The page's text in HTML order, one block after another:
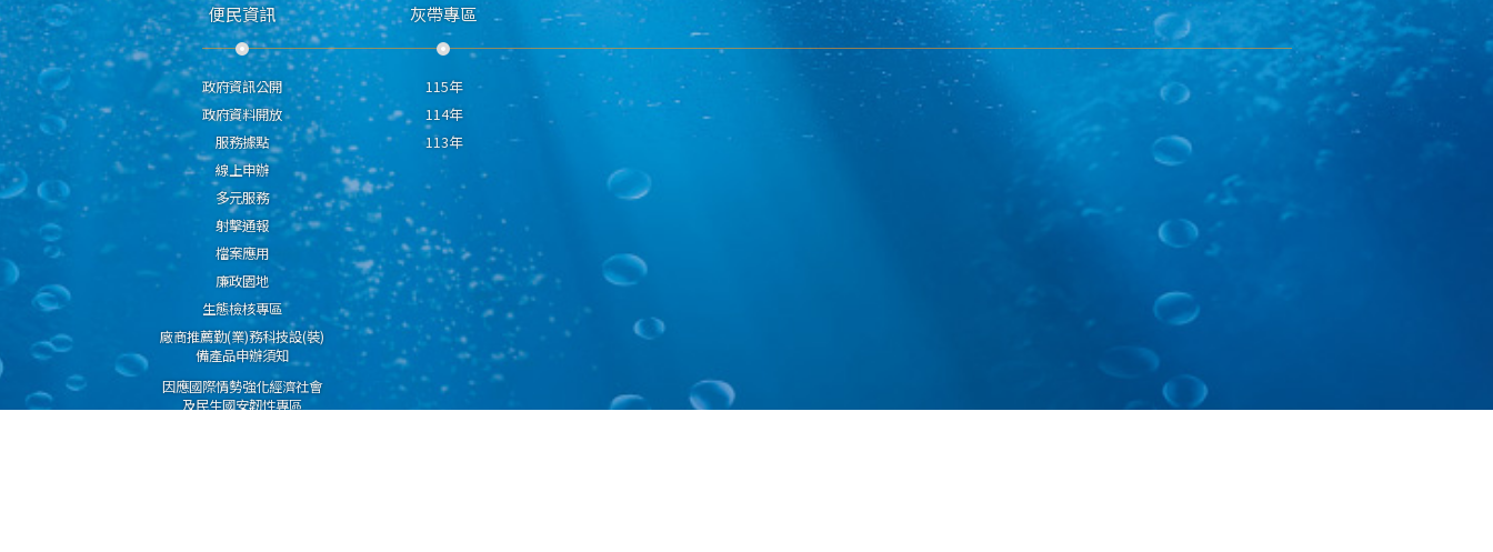
便民資訊
政府資訊公開
政府資料開放
服務據點
線上申辦
多元服務
射擊通報
檔案應用
廉政園地
生態檢核專區
廠商推薦勤(業)務科技設(裝)
備產品申辦須知
因應國際情勢強化經濟社會
及民生國安韌性專區
灰帶專區
115年
114年
113年